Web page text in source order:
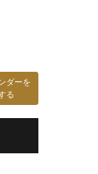
ダーを
る